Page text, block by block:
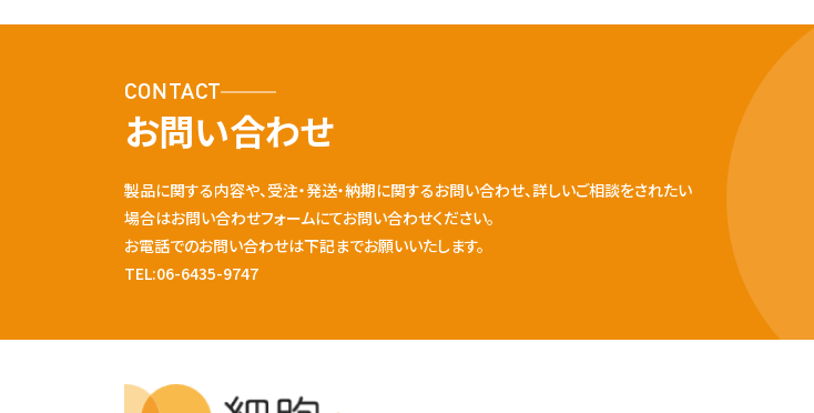
CONTACT
お問い合わせ
製品に関する内容や、受注・発送・納期に関するお問い合わせ、詳しいご相談をされたい
場合はお問い合わせフォームにてお問い合わせください。
お電話でのお問い合わせは下記までお願いいたします。
TEL:06-6435-9747